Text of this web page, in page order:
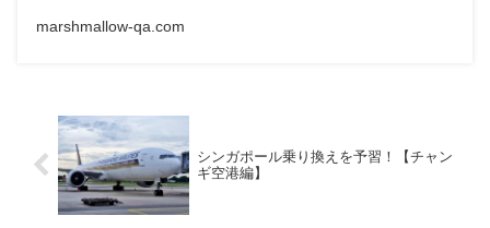
marshmallow-qa.com
シンガポール乗り換えを予習！【チャン
ギ空港編】